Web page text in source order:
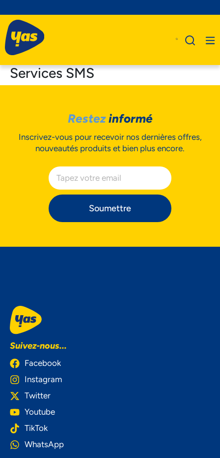
Business
Assistance
Services SMS
Restezinformé
Inscrivez-vous pour recevoir nos dernières offres,
nouveautés produits et bien plus encore.
Soumettre
Suivez-nous...
Facebook
Instagram
Twitter
Youtube
TikTok
WhatsApp